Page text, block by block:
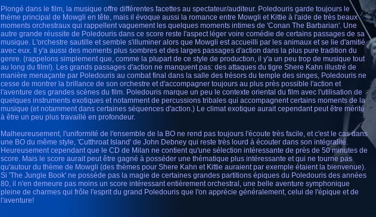
Plongé dans le film, la musique offre différentes facettes au spectateur/auditeur. Poledouris garde toujours le
thème principal de Mowgli en tête, mais il évoque aussi la romance entre Mowgli et Kittie à l'aide de très beaux
moments orchestraux qui rappellent vaguement les quelques moments intimes de 'Conan The Barbarian'. Une
autre grande réussite de Poledouris dans ce score reste l'aspect léger voire comédie de certains passages de sa
musique. L'orchestre sautille et semble s'illuminer alors que Mowgli est accueilli par les animaux et se lie d'amitié
avec eux. Il y'a aussi des moments plus sombres et des larges passages d'action dans la plus pure tradition du
genre. (rappelons simplement que, comme la plupart de ce style de production, il y'a un peu trop de musique tout
au long du film!). Les grands passages d'action ne manquent pas: des attaques du tigre Shere Kahn illustré de
manière menaçante par Poledouris au combat final dans la salle des trésors du temple des singes, Poledouris ne
cesse de montrer la brillance de son orchestre et d'accompagner toujours au plus près possible l'action et
l'aventure des grandes scènes du film. Poledouris marque un peu le contexte oriental du film avec l'utilisation de
quelques instruments exotiques et notamment de percussions tribales qui accompagnent certains moments de la
musique (et notamment dans certaines séquences d'action.) Le climat exotique aurait cependant peut être mérité
à être un peu plus travaillé en profondeur.
Malheureusement, l'uniformité de l'ensemble de la BO ne rend pas toujours l'écoute très facile, et c'est le cas dans
une BO du même style, 'Cutthroat Island' de John Debney qui reste très lourd à écouter dans son intégralité.
Heureusement cependant que le CD de Milan ne contient qu'une sélection intéressante de près de 50 minutes de
score. Mais le score aurait peut être gagné à posséder une thématique plus intéressante et qui ne tourne pas
qu'autour du thème de Mowgli (des thèmes pour Shere Kahn et Kittie auraient par exemple étaient la bienvenue).
Si 'The Jungle Book' ne possède pas la magie de certaines grandes partitions épiques du Poledouris des années
80, il n'en demeure pas moins un score intéressant entièrement orchestral, une belle aventure symphonique
pleine de charmes qui frôle l'esprit du grand Poledouris que l'on apprécie généralement, celui de l'épique et de
l'aventure!